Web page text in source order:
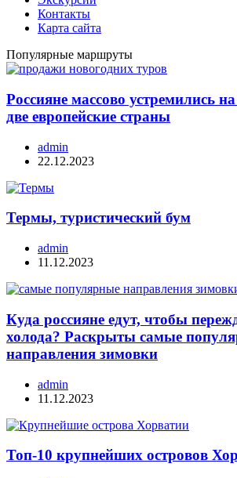
Контакты
Карта сайта
Популярные маршруты
Россияне массово устремились
две европейские страны
admin
22.12.2023
Термы, туристический бум
admin
11.12.2023
Куда россияне едут, чтобы
холода? Раскрыты самые
направления зимовки
admin
11.12.2023
Топ-10 крупнейших островов